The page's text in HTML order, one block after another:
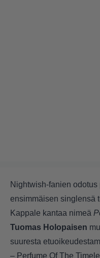
Nightwish-fanien
ensimmäisen singlensä
Kappale kantaa nimeä
Tuomas Holopaisen
suuresta
– Perfume Of The